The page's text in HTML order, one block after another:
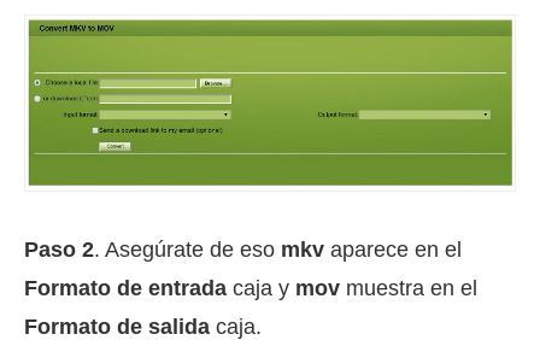
Paso 2. Asegúrate de eso mkv aparece en el
Formato de entrada caja y mov muestra en el
Formato de salida caja.